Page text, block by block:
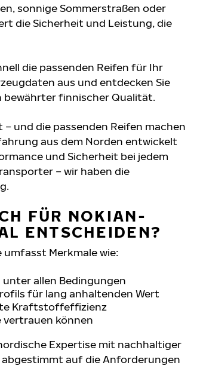
sonnige Sommerstraßen oder
die Sicherheit und Leistung, die
die passenden Reifen für Ihr
aus und entdecken Sie
bewährter finnischer Qualität.
und die passenden Reifen machen
aus dem Norden entwickelt
und Sicherheit bei jedem
– wir haben die
FÜR NOKIAN-
ENTSCHEIDEN?
Merkmale wie:
allen Bedingungen
für lang anhaltenden Wert
Kraftstoffeffizienz
vertrauen können
Expertise mit nachhaltiger
auf die Anforderungen